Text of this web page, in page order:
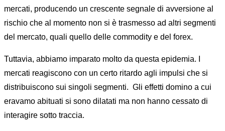
mercati, producendo un crescente segnale di avversione al
rischio che al momento non si è trasmesso ad altri segmenti
del mercato, quali quello delle commodity e del forex.
Tuttavia, abbiamo imparato molto da questa epidemia. I
mercati reagiscono con un certo ritardo agli impulsi che si
distribuiscono sui singoli segmenti. Gli effetti domino a cui
eravamo abituati si sono dilatati ma non hanno cessato di
interagire sotto traccia.